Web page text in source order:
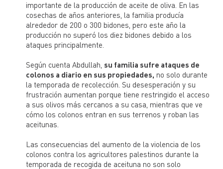
importante de la producción de aceite de oliva. En las
cosechas de años anteriores, la familia producía
alrededor de 200 o 300 bidones, pero este año la
producción no superó los diez bidones debido a los
ataques principalmente.
Según cuenta Abdullah,su familia sufre ataques de
colonos a diario en sus propiedades, no solo durante
la temporada de recolección. Su desesperación y su
frustración aumentan porque tiene restringido el acceso
a sus olivos más cercanos a su casa, mientras que ve
cómo los colonos entran en sus terrenos y roban las
aceitunas.
Las consecuencias del aumento de la violencia de los
colonos contra los agricultores palestinos durante la
temporada de recogida de aceituna no son solo